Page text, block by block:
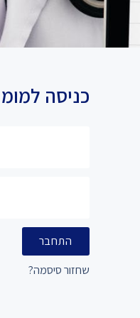
כניסה
התחבר
שחזור סיסמה?